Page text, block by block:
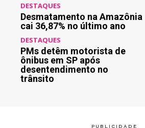
DESTAQUES
Desmatamento na Amazônia
cai 36,87% no último ano
DESTAQUES
PMs detêm motorista de
ônibus em SP após
desentendimento no
trânsito